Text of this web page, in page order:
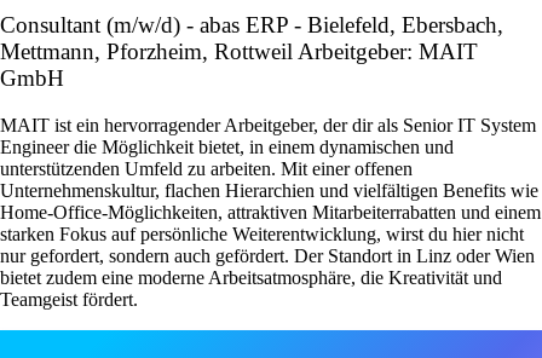
Consultant (m/w/d) - abas ERP - Bielefeld, Ebersbach,
Mettmann, Pforzheim, Rottweil Arbeitgeber: MAIT
GmbH
MAIT ist ein hervorragender Arbeitgeber, der dir als Senior IT System
Engineer die Möglichkeit bietet, in einem dynamischen und
unterstützenden Umfeld zu arbeiten. Mit einer offenen
Unternehmenskultur, flachen Hierarchien und vielfältigen Benefits wie
Home-Office-Möglichkeiten, attraktiven Mitarbeiterrabatten und einem
starken Fokus auf persönliche Weiterentwicklung, wirst du hier nicht
nur gefordert, sondern auch gefördert. Der Standort in Linz oder Wien
bietet zudem eine moderne Arbeitsatmosphäre, die Kreativität und
Teamgeist fördert.